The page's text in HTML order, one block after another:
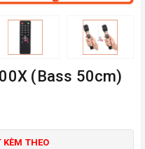
(Bass 50cm)
THEO